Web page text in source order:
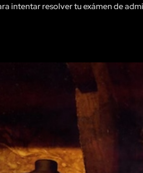
intentar resolver tu exámen de